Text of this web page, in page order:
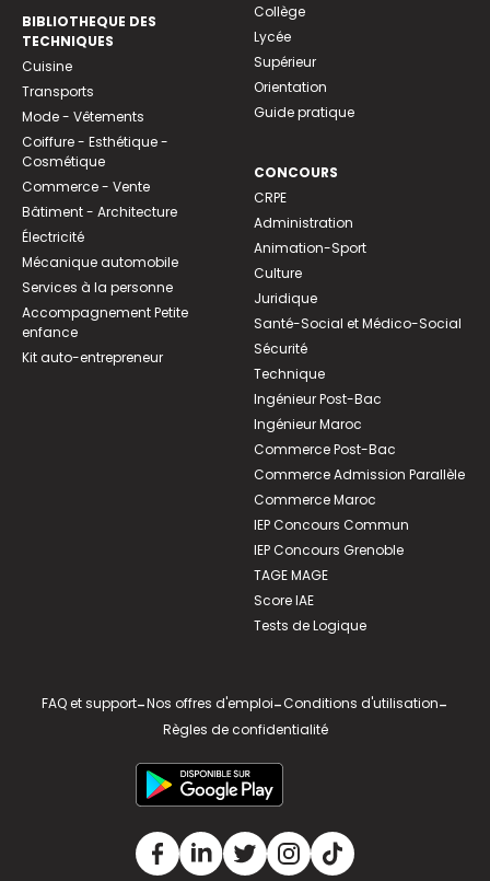
BIBLIOTHEQUE DES
TECHNIQUES
Cuisine
Transports
Mode - Vêtements
Coiffure - Esthétique -
Cosmétique
Commerce - Vente
Bâtiment - Architecture
Électricité
Mécanique automobile
Services à la personne
Accompagnement Petite
enfance
Kit auto-entrepreneur
Collège
Lycée
Supérieur
Orientation
Guide pratique
CONCOURS
CRPE
Administration
Animation-Sport
Culture
Juridique
Santé-Social et Médico-Social
Sécurité
Technique
Ingénieur Post-Bac
Ingénieur Maroc
Commerce Post-Bac
Commerce Admission Parallèle
Commerce Maroc
IEP Concours Commun
IEP Concours Grenoble
TAGE MAGE
Score IAE
Tests de Logique
FAQ et support-Nos offres d'emploi-Conditions d'utilisation-
Règles de confidentialité